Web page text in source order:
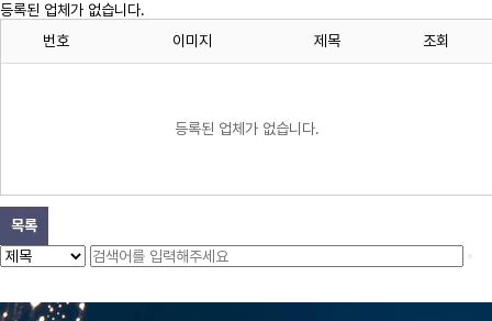
등록된 업체가 없습니다.
번호
이미지 제목 조회
등록된 업체가 없습니다.
목록